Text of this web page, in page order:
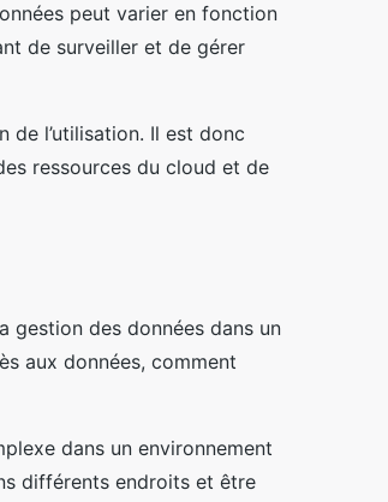
peut varier en fonction
de surveiller et de gérer
l’utilisation. Il est donc
ressources du cloud et de
gestion des données dans un
aux données, comment
dans un environnement
différents endroits et être